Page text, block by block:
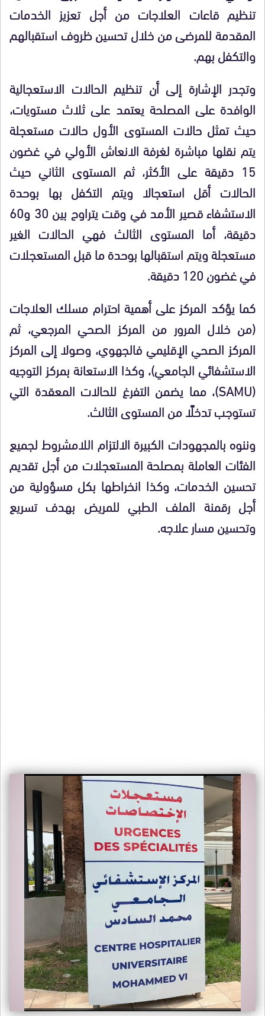
تنظيم قاعات العلاجات من أجل تعزيز الخدمات
المقدمة للمرضى من خلال تحسين ظروف استقبالهم
والتكفل بهم.
وتجدر الإشارة إلى أن تنظيم الحالات الاستعجالية
الوافدة على المصلحة يعتمد على ثلاث مستويات،
حيث تمثل حالات المستوى الأول حالات مستعجلة
يتم نقلها مباشرة لغرفة الانعاش الأولي في غضون
15 دقيقة على الأكثر، ثم المستوى الثاني حيث
الحالات أقل استعجالا ويتم التكفل بها بوحدة
الاستشفاء قصير الأمد في وقت يتراوح بين 30 و60
دقيقة، أما المستوى الثالث فهي الحالات الغير
مستعجلة ويتم استقبالها بوحدة ما قبل المستعجلات
في غضون 120 دقيقة.
كما يؤكد المركز على أهمية احتراممسلك العلاجات
(من خلال المرور من المركز الصحي المرجعي، ثم
المركز الصحي الإقليمي فالجهوي، وصولا إلى المركز
الاستشفائي الجامعي)، وكذا الاستعانة بمركز التوجيه
(SAMU)، مما يضمن التفرغ للحالات المعقدة التي
تستوجب تدخلًا من المستوى الثالث.
وننوه بالمجهودات الكبيرة الالتزام اللامشروط لجميع
الفئات العاملة بمصلحة المستعجلات من أجل تقديم
تحسين الخدمات، وكذا انخراطها بكل مسؤولية من
أجل رقمنة الملف الطبي للمريض بهدف تسريع
وتحسين مسار علاجه.